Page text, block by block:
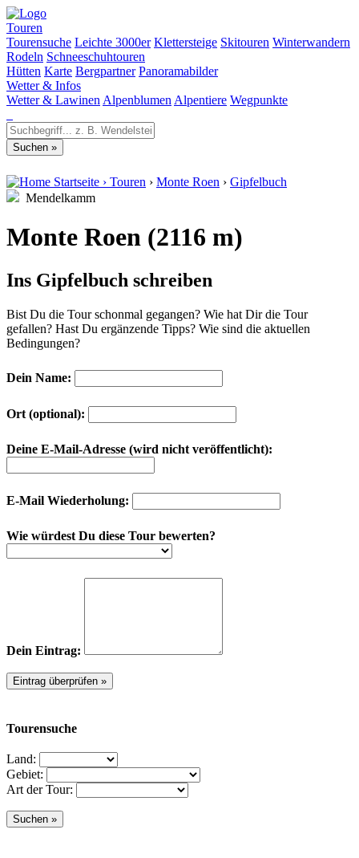
Touren
Tourensuche Leichte 3000er Klettersteige Skitouren Winterwandern
Rodeln Schneeschuhtouren
Hütten Karte Bergpartner Panoramabilder
Wetter & Infos
Wetter & Lawinen Alpenblumen Alpentiere Wegpunkte
Startseite › Touren › Monte Roen › Gipfelbuch
Mendelkamm
Monte Roen (2116 m)
Ins Gipfelbuch schreiben
Bist Du die Tour schonmal gegangen? Wie hat Dir die Tour
gefallen? Hast Du ergänzende Tipps? Wie sind die aktuellen
Bedingungen?
Dein Name:
Ort (optional):
Deine E-Mail-Adresse (wird nicht veröffentlicht):
E-Mail Wiederholung:
Wie würdest Du diese Tour bewerten?
Dein Eintrag:
Tourensuche
Land:
Gebiet:
Art der Tour: